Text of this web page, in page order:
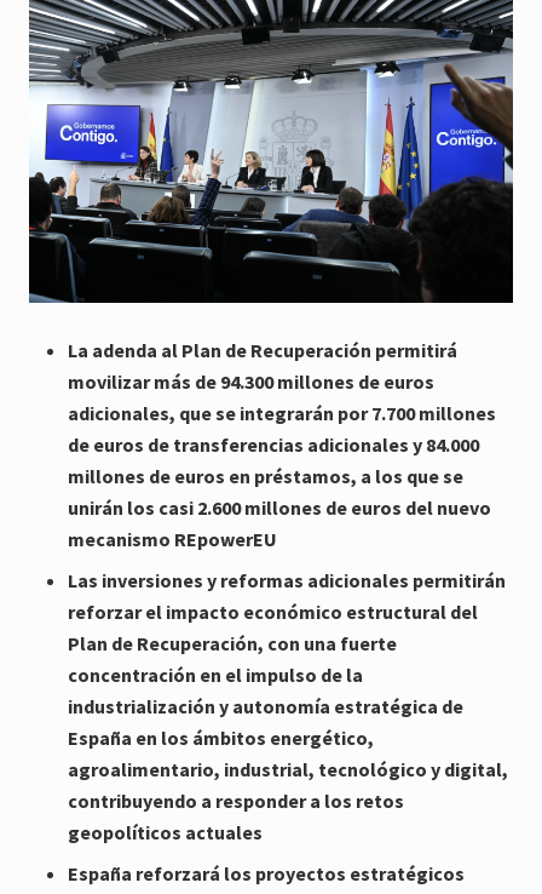
La adenda al Plan de Recuperación permitirá
movilizar más de 94.300 millones de euros
adicionales, que se integrarán por 7.700 millones
de euros de transferencias adicionales y 84.000
millones de euros en préstamos, a los que se
unirán los casi 2.600 millones de euros del nuevo
mecanismo REpowerEU
Las inversiones y reformas adicionales permitirán
reforzar el impacto económico estructural del
Plan de Recuperación, con una fuerte
concentración en el impulso de la
industrialización y autonomía estratégica de
España en los ámbitos energético,
agroalimentario, industrial, tecnológico y digital,
contribuyendo a responder a los retos
geopolíticos actuales
España reforzará los proyectos estratégicos